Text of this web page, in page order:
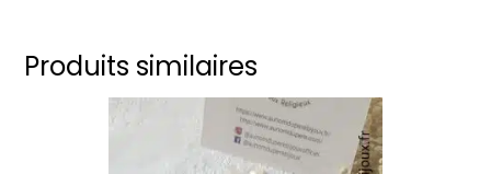
Produits similaires